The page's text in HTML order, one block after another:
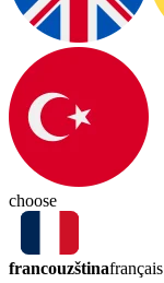
choose
francouzštinafrançais